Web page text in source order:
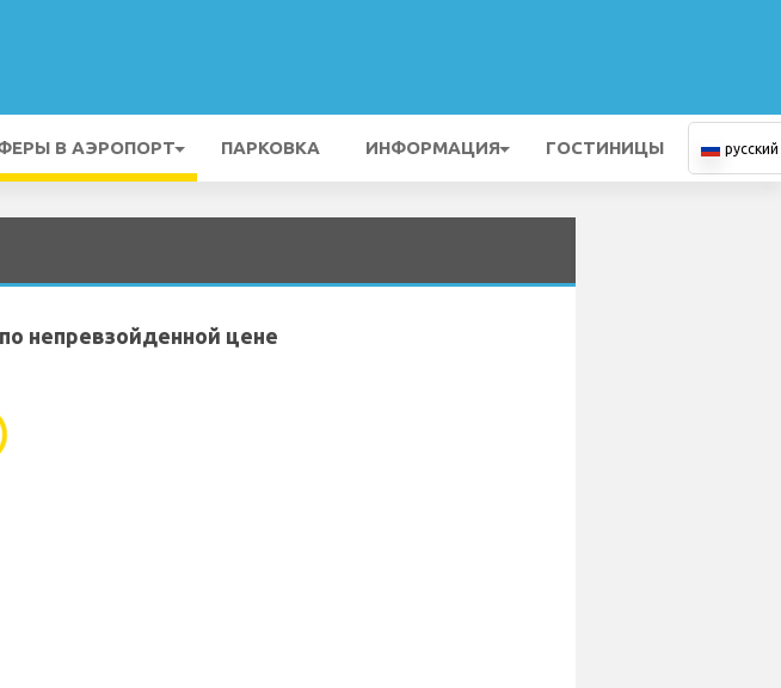
В АЭРОПОРТ ПАРКОВКА ИНФОРМАЦИЯ ГОСТИНИЦЫ русский
непревзойденной цене